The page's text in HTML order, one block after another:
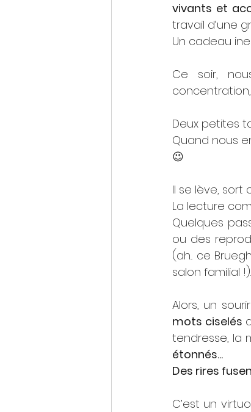
vivants et
travail d’une
Un cadeau
Ce soir,
Deux petites
Quand nous
😉
Il se lève, sort
La lecture
Quelques
ou des
(ah... ce
salon familial !).
mots ciselés
tendresse, la
étonnés...
Des rires
C’est un